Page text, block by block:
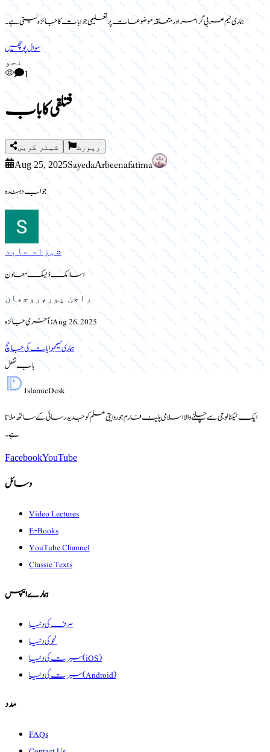
ہماری ٹیم عربی گرامر اور متعلقہ موضوعات پر تعلیمی جوابات کا جائزہ لیتی ہے۔
سوال پوچھیں
نحو
1
فتلقى كا باب
شیئر کریں رپورٹ
Aug 25, 2025Sayeda Arbeena fatima
جواب دہندہ
شہزاد عابد
اسلامک ڈیسک معاون
راجن پور،روجھان
آخری جائزہ:Aug 26, 2025
ہماری ٹیمجوابات کی جانچ
باب تفعل
IslamicDesk
ایک ٹیکنالوجی سے چلنے والا اسلامی پلیٹ فارم جو روایتی علم کو جدید رسائی کے ساتھ ملاتا
ہے۔
FacebookYouTube
وسائل
Video Lectures
E-Books
YouTube Channel
Classic Texts
ہمارے ایپس
صرف کی دنیا
نحو کی دنیا
سیرت کی دنیا (iOS)
سیرت کی دنیا (Android)
مدد
FAQs